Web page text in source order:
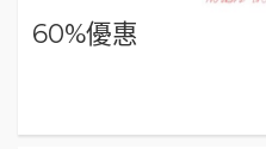
60%優惠